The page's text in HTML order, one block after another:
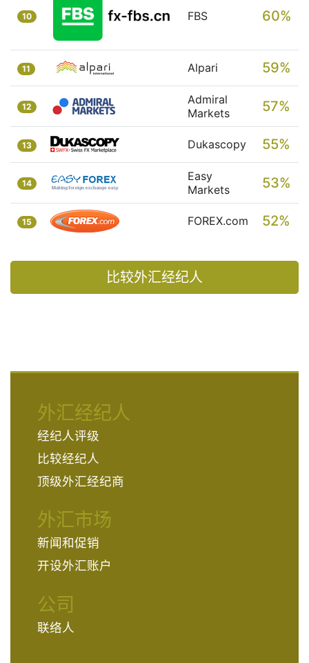
10 FBS 60%
11 Alpari 59%
12
Admiral
Markets
57%
13 Dukascopy 55%
14
Easy
Markets
53%
15 FOREX.com 52%
比较外汇经纪人
外汇经纪人
经纪人评级
比较经纪人
顶级外汇经纪商
外汇市场
新闻和促销
开设外汇账户
公司
联络人